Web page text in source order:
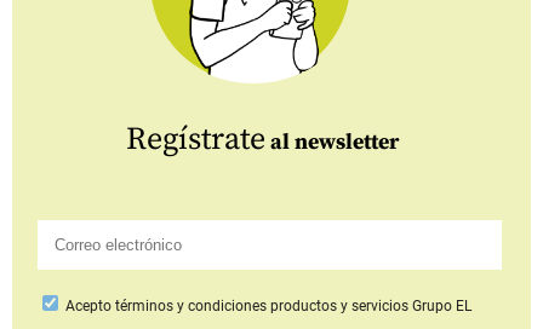
Regístrate al newsletter
Aceptotérminos y condiciones productos y serviciosGrupo EL